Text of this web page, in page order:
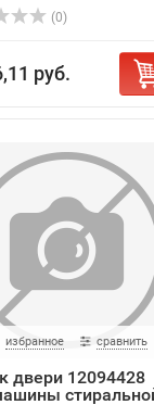
(0)
руб.
избранное сравнить
двери 12094428